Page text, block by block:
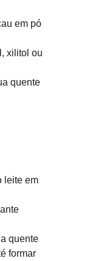
em pó
xilitol ou
quente
leite em
quente
formar